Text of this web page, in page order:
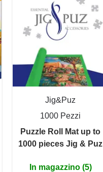
Jig&Puz
1000 Pezzi
Puzzle Roll Mat up to
1000 pieces Jig & Puz
In magazzino (5)